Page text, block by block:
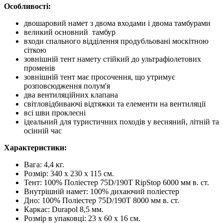
Особливості:
двошаровий намет з двома входами і двома тамбурами
великий основний тамбур
входи спального відділення продубльовані москітною
сіткою
зовнішній тент намету стійкий до ультрафіолетових
променів
зовнішній тент має просочення, що утримує
розповсюдження полум'я
два вентиляційних клапана
світловідбиваючі відтяжки та елементи на вентиляції
всі шви проклеєні
ідеальний для туристичних походів у весняний, літній та
осінній час
Характеристики:
Вага: 4,4 кг.
Розмір: 340 х 230 х 115 см.
Тент: 100% Поліестер 75D/190T RipStop 6000 мм в. ст.
Внутрішній намет: 100% дихаючий поліестер
Дно: 100% Поліестер 75D/190T 8000 мм в. ст.
Каркас: Durapol 8,5 мм.
Розмір в упаковці: 23 x 60 x 16 см.